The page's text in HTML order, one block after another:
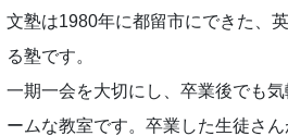
文塾は1980年に都留市にできた、
る塾です。
一期一会を大切にし、卒業後でも
ームな教室です。卒業した生徒さ